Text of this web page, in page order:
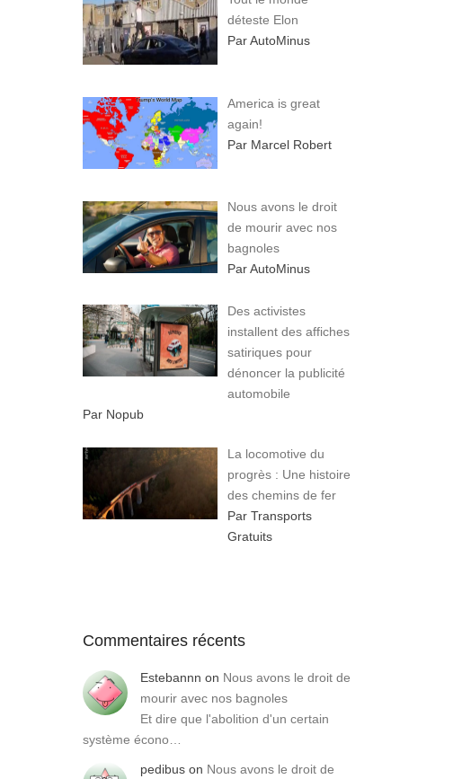
déteste Elon
Par AutoMinus
America is great
again!
Par Marcel Robert
Nous avons le droit
de mourir avec nos
bagnoles
Par AutoMinus
Des activistes
installent des affiches
satiriques pour
dénoncer la publicité
automobile
Par Nopub
La locomotive du
progrès : Une histoire
des chemins de fer
Par Transports
Gratuits
Commentaires récents
Estebannn on Nous avons le droit de
mourir avec nos bagnoles
Et dire que l'abolition d'un certain
système écono…
pedibus on Nous avons le droit de